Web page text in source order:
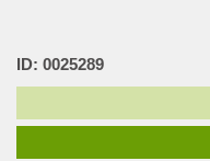
ID: 0025289